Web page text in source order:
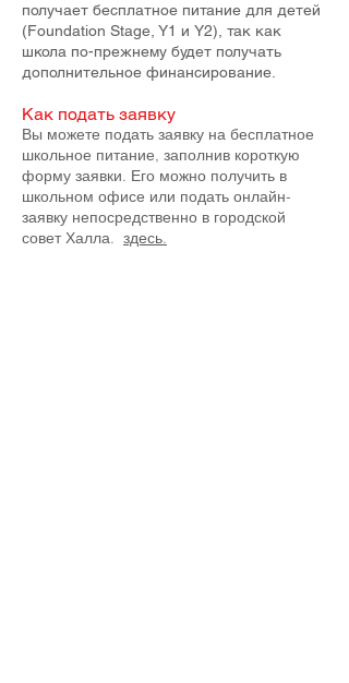
получает бесплатное питание для детей
(Foundation Stage, Y1 и Y2), так как
школа по-прежнему будет получать
дополнительное финансирование.
Как подать заявку
Вы можете подать заявку на бесплатное
школьное питание, заполнив короткую
форму заявки. Его можно получить в
школьном офисе или подать онлайн-
заявку непосредственно в городской
совет Халла. здесь.